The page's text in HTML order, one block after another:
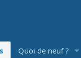
Quoi de neuf ?